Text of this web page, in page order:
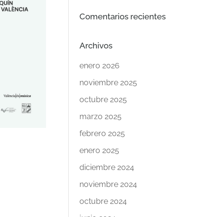
Comentarios recientes
Archivos
enero 2026
noviembre 2025
octubre 2025
marzo 2025
febrero 2025
enero 2025
diciembre 2024
noviembre 2024
octubre 2024